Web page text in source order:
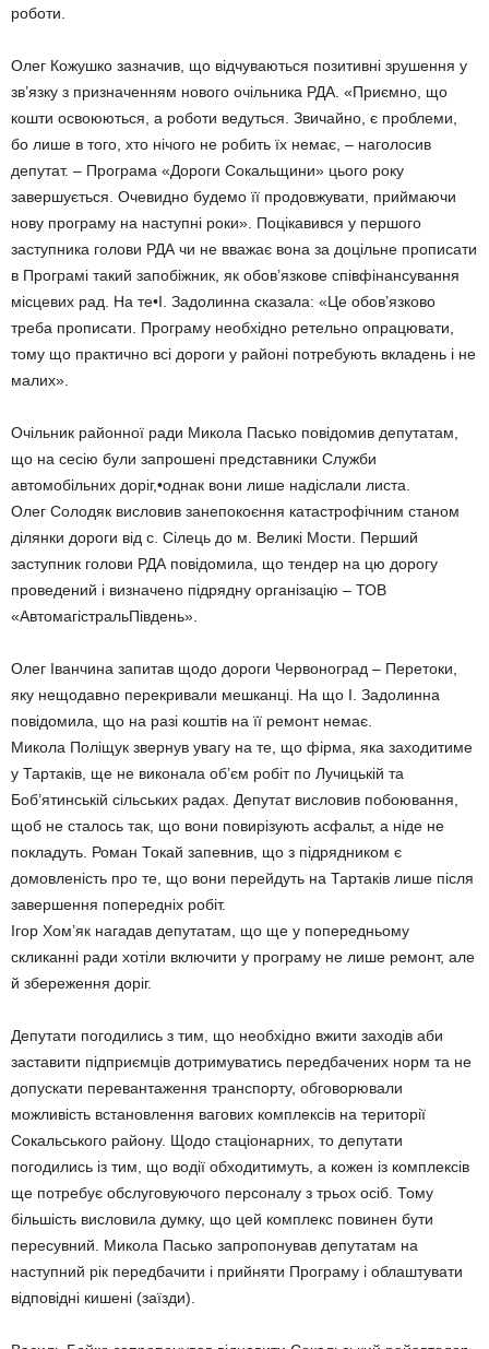
роботи.
Олег Кожушко зазначив, що відчуваються позитивні зрушення у
зв’язку з призначенням нового очільника РДА. «Приємно, що
кошти освоюються, а роботи ведуться. Звичайно, є проблеми,
бо лише в того, хто нічого не робить їх немає, – наголосив
депутат. – Програма «Дороги Сокальщини» цього року
завершується. Очевидно будемо її продовжувати, приймаючи
нову програму на наступні роки». Поцікавився у першого
заступника голови РДА чи не вважає вона за доцільне прописати
в Програмі такий запобіжник, як обов’язкове співфінансування
місцевих рад. На те•І. Задолинна сказала: «Це обов’язково
треба прописати. Програму необхідно ретельно опрацювати,
тому що практично всі дороги у районі потребують вкладень і не
малих».
Очільник районної ради Микола Пасько повідомив депутатам,
що на сесію були запрошені представники Служби
автомобільних доріг,•однак вони лише надіслали листа.
Олег Солодяк висловив занепокоєння катастрофічним станом
ділянки дороги від с. Сілець до м. Великі Мости. Перший
заступник голови РДА повідомила, що тендер на цю дорогу
проведений і визначено підрядну організацію – ТОВ
«АвтомагістральПівдень».
Олег Іванчина запитав щодо дороги Червоноград – Перетоки,
яку нещодавно перекривали мешканці. На що І. Задолинна
повідомила, що на разі коштів на її ремонт немає.
Микола Поліщук звернув увагу на те, що фірма, яка заходитиме
у Тартаків, ще не виконала об’єм робіт по Лучицькій та
Боб’ятинській сільських радах. Депутат висловив побоювання,
щоб не сталось так, що вони повирізують асфальт, а ніде не
покладуть. Роман Токай запевнив, що з підрядником є
домовленість про те, що вони перейдуть на Тартаків лише після
завершення попередніх робіт.
Ігор Хом’як нагадав депутатам, що ще у попередньому
скликанні ради хотіли включити у програму не лише ремонт, але
й збереження доріг.
Депутати погодились з тим, що необхідно вжити заходів аби
заставити підприємців дотримуватись передбачених норм та не
допускати перевантаження транспорту, обговорювали
можливість встановлення вагових комплексів на території
Сокальського району. Щодо стаціонарних, то депутати
погодились із тим, що водії обходитимуть, а кожен із комплексів
ще потребує обслуговуючого персоналу з трьох осіб. Тому
більшість висловила думку, що цей комплекс повинен бути
пересувний. Микола Пасько запропонував депутатам на
наступний рік передбачити і прийняти Програму і облаштувати
відповідні кишені (заїзди).